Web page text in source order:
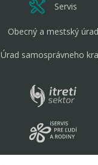
Servis
Obecný a mestský úrad
Úrad samosprávneho